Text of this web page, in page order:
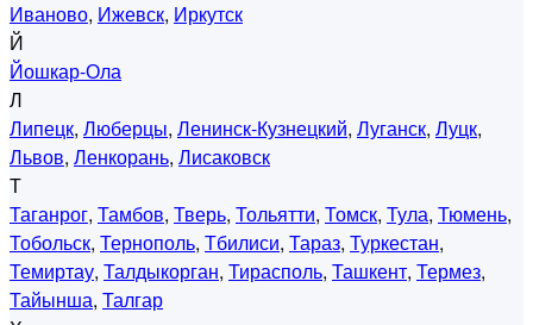
Иваново, Ижевск, Иркутск
Й
Йошкар-Ола
Л
Липецк, Люберцы, Ленинск-Кузнецкий, Луганск, Луцк,
Львов, Ленкорань, Лисаковск
Т
Таганрог, Тамбов, Тверь, Тольятти, Томск, Тула, Тюмень,
Тобольск, Тернополь, Тбилиси, Тараз, Туркестан,
Темиртау, Талдыкорган, Тирасполь, Ташкент, Термез,
Тайынша, Талгар